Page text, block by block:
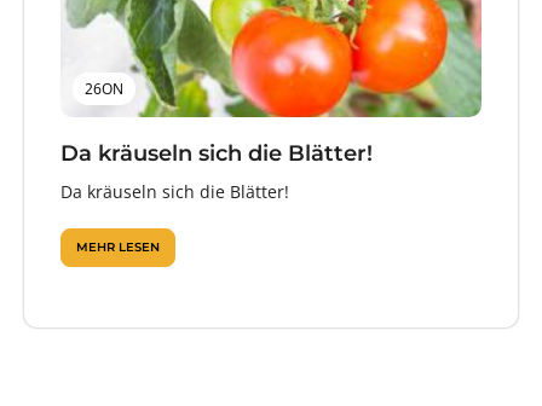
26ON
Da kräuseln sich die Blätter!
Da kräuseln sich die Blätter!
MEHR LESEN